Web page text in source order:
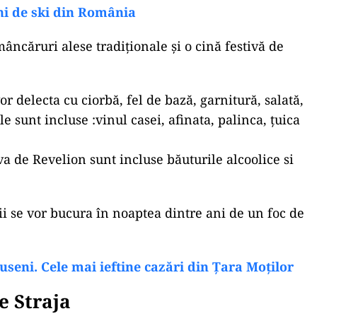
de ski din România
alese tradiționale și o cină festivă de
delecta cu ciorbă, fel de bază, garnitură, salată,
sunt incluse :vinul casei, afinata, palinca, țuica
de Revelion sunt incluse băuturile alcoolice si
se vor bucura în noaptea dintre ani de un foc de
Cele mai ieftine cazări din Țara Moților
Straja